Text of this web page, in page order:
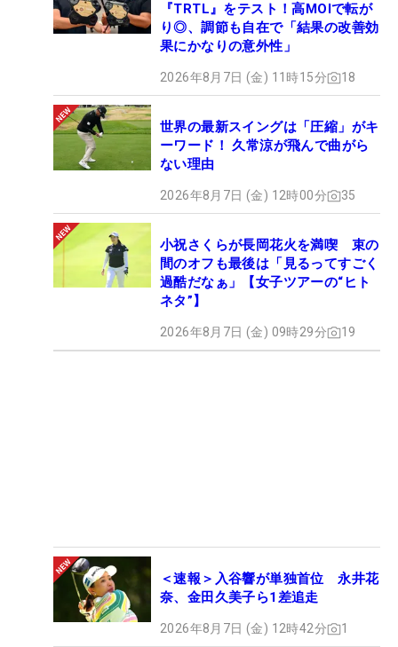
『TRTL』をテスト！高MOIで転が
り◎、調節も自在で「結果の改善効
果にかなりの意外性」
2026年8月7日 (金) 11時15分 18
世界の最新スイングは「圧縮」がキ
ーワード！ 久常涼が飛んで曲がら
ない理由
2026年8月7日 (金) 12時00分 35
小祝さくらが長岡花火を満喫 束の
間のオフも最後は「見るってすごく
過酷だなぁ」【女子ツアーの“ヒト
ネタ”】
2026年8月7日 (金) 09時29分 19
＜速報＞入谷響が単独首位 永井花
奈、金田久美子ら1差追走
2026年8月7日 (金) 12時42分 1